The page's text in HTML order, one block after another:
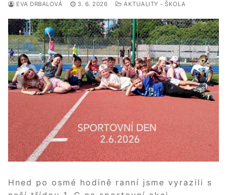
EVA DRBALOVÁ 3. 6. 2026 AKTUALITY - ŠKOLA
Hned po osmé hodině ranní jsme vyrazili s